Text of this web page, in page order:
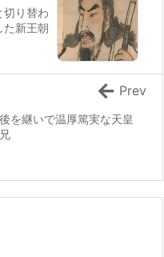
切り替わ
た新王朝
を継いで温厚篤実な天皇
Prev